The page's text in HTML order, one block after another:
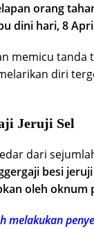
orang
dini hari, 8
memicu tanda
diri
Jeruji Sel
dari
besi
oleh oknum
melakukan